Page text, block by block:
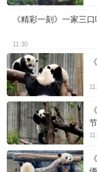
《精彩一刻》一家三
11:30